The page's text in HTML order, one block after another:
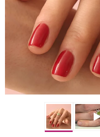
Designs
SELECTION